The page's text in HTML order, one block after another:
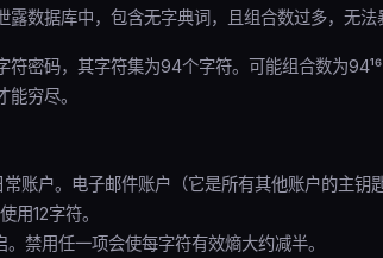
数据库中，包含无字典词，且组合数过多，无法
符密码，其字符集为94个字符。可能组合数为
穷尽。
账户。电子邮件账户（它是所有其他账户的主钥
用12字符。
禁用任一项会使每字符有效熵大约减半。